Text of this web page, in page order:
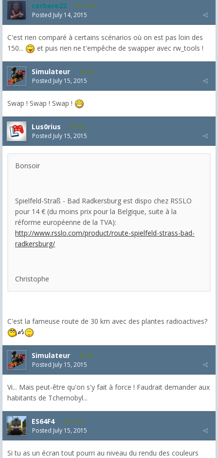
cerbere22 4,385
Posted July 14, 2015
C'est rien comparé à certains scénarios où on est pas loin des
150...
et puis rien ne t'empêche de swapper avec rw_tools !
Simulateur 681
Posted July 15, 2015
Swap ! Swap ! Swap !
Lus0rius 682
Posted July 15, 2015
Bonsoir
Spielfeld-Straß - Bad Radkersburg est dispo chez RSSLO
pour 14 € (du moins prix pour la Belgique, suite à la
réforme européenne de la TVA):
http://www.rsslo.com/product/route-spielfeld-strass-bad-
radkersburg/
Christophe
C'est la fameuse route de 30 km avec des plantes radioactives?
Simulateur 681
Posted July 15, 2015
Vi... Mais peut-être qu'on s'y fait à force ! Faudrait demander aux
habitants de Tchernobyl...
ES64F4 2,046
Posted July 15, 2015
Si tu as un écran tout pourri au niveau du rendu des couleurs